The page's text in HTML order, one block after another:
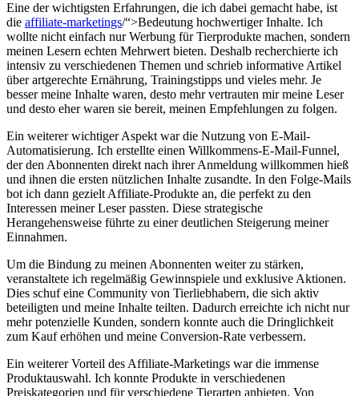
Eine​ der wichtigsten Erfahrungen, die ich dabei gemacht habe, ist
die affiliate-marketings/“>Bedeutung hochwertiger ‌Inhalte. ‌Ich
wollte nicht einfach nur Werbung für Tierprodukte machen, sondern
meinen Lesern echten Mehrwert⁢ bieten.⁢ Deshalb recherchierte⁣ ich
intensiv zu verschiedenen Themen ‍und⁢ schrieb informative Artikel
über artgerechte Ernährung, Trainingstipps und vieles mehr.‍ Je
besser meine Inhalte waren, desto mehr⁤ vertrauten mir⁤ meine⁢ Leser
und desto eher waren sie bereit, meinen Empfehlungen zu folgen.
Ein weiterer wichtiger Aspekt war die Nutzung von ⁣E-Mail-
Automatisierung. Ich erstellte einen Willkommens-E-Mail-Funnel,
der den Abonnenten direkt nach ihrer Anmeldung willkommen hieß
und ihnen⁤ die ersten nützlichen Inhalte‌ zusandte. In ⁢den Folge-Mails
bot ich⁢ dann gezielt Affiliate-Produkte an, die perfekt‌ zu den
Interessen​ meiner Leser passten. Diese ‌strategische
Herangehensweise führte zu einer deutlichen⁣ Steigerung meiner
Einnahmen.
Um die Bindung zu meinen Abonnenten weiter zu stärken,
veranstaltete ich regelmäßig Gewinnspiele und exklusive Aktionen.
Dies schuf eine Community von Tierliebhabern, die sich ​aktiv
beteiligten und⁣ meine Inhalte teilten. Dadurch erreichte ich nicht nur
mehr⁣ potenzielle Kunden, sondern konnte auch die Dringlichkeit
zum Kauf erhöhen und ‍meine Conversion-Rate verbessern.
Ein weiterer ⁢Vorteil des Affiliate-Marketings war die immense​
Produktauswahl. Ich​ konnte ‌Produkte in verschiedenen
Preiskategorien und für verschiedene Tierarten⁢ anbieten. Von